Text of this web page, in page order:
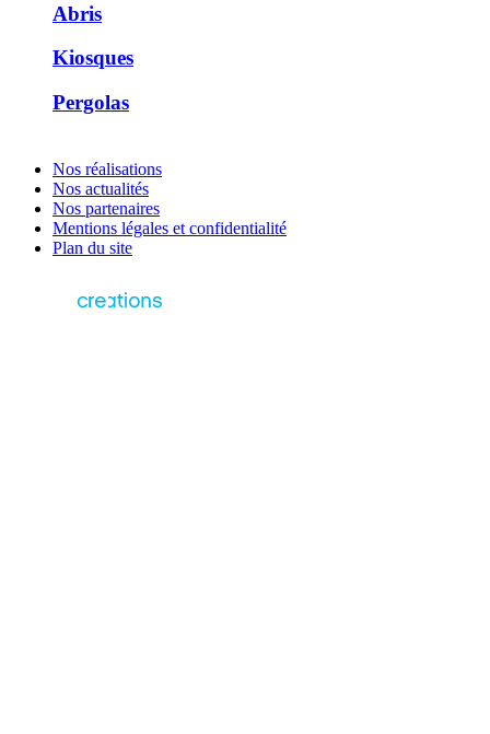
Abris
Kiosques
Pergolas
Nos réalisations
Nos actualités
Nos partenaires
Mentions légales et confidentialité
Plan du site